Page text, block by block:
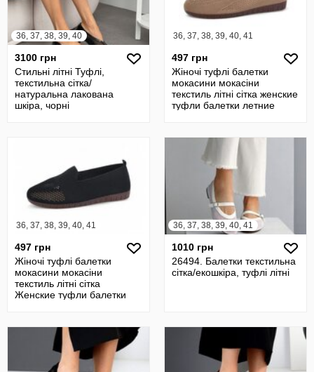
36, 37, 38, 39, 40
3100 грн
Стильні літні Туфлі,
текстильна сітка/
натуральна лакована
шкіра, чорні
36, 37, 38, 39, 40, 41
497 грн
Жіночі туфлі балетки
мокасини мокасіни
текстиль літні сітка женские
туфли балетки летние
36, 37, 38, 39, 40, 41
497 грн
Жіночі туфлі балетки
мокасини мокасіни
текстиль літні сітка
Женские туфли балетки
36, 37, 38, 39, 40, 41
1010 грн
26494. Балетки текстильна
сітка/екошкіра, туфлі літні